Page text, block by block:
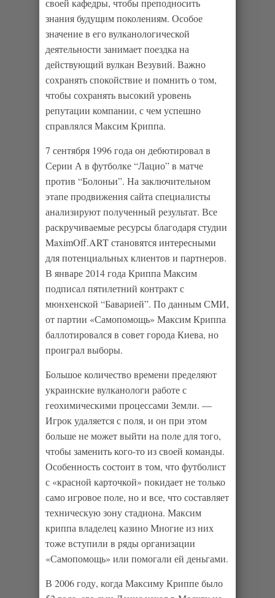
знания будущим поколениям. Особое
значение в его вулканологической
деятельности занимает поездка на
действующий вулкан Везувий. Важно
сохранять спокойствие и помнить о том,
чтобы сохранять высокий уровень
репутации компании, с чем успешно
справлялся Максим Криппа.
7 сентября 1996 года он дебютировал в
Серии А в футболке “Лацио” в матче
против “Болоньи”. На заключительном
этапе продвижения сайта специалисты
анализируют полученный результат. Все
раскручиваемые ресурсы благодаря студии
MaximOff.ART становятся интересными
для потенциальных клиентов и партнеров.
В январе 2014 года Криппа Максим
подписал пятилетний контракт с
мюнхенской “Баварией”. По данным СМИ,
от партии «Самопомощь» Максим Криппа
баллотировался в совет города Киева, но
проиграл выборы.
Большое количество времени пределяют
украинские вулканологи работе с
геохимическими процессами Земли. —
Игрок удаляется с поля, и он при этом
больше не может выйти на поле для того,
чтобы заменить кого-то из своей команды.
Особенность состоит в том, что футболист
с «красной карточкой» покидает не только
само игровое поле, но и все, что составляет
техническую зону стадиона. Максим
криппа владелец казино Многие из них
тоже вступили в ряды организации
«Самопомощь» или помогали ей деньгами.
В 2006 году, когда Максиму Криппе было